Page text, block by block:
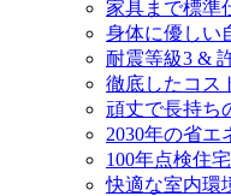
家具まで標準
身体に優しい
耐震等級3 &
徹底したコス
頑丈で長持ち
2030年の省エ
100年点検住宅
快適な室内環